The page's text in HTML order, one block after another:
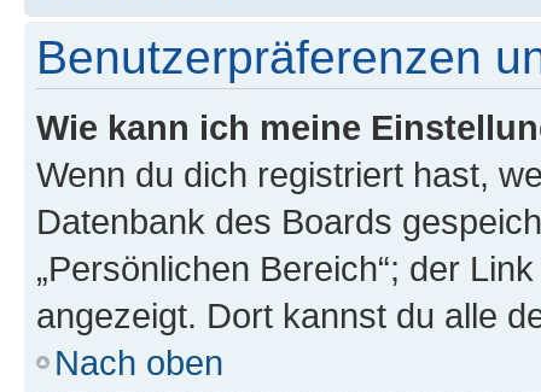
Benutzerpräferenzen
Wie kann ich meine
Wenn du dich registriert hast,
Datenbank des Boards
„Persönlichen Bereich“; der
angezeigt. Dort kannst du alle
Nach oben